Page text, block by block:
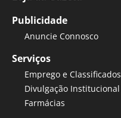
Publicidade
Anuncie Connosco
Serviços
Emprego e Classificados
Divulgação Institucional
Farmácias